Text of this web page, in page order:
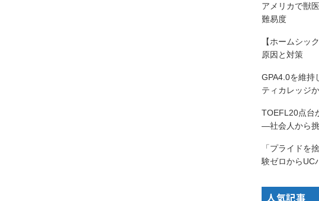
アメリカで獣
難易度
【ホームシッ
原因と対策
GPA4.0を維持
ティカレッジ
TOEFL20点台
—社会人から
「プライドを
験ゼロからUC
人気記事